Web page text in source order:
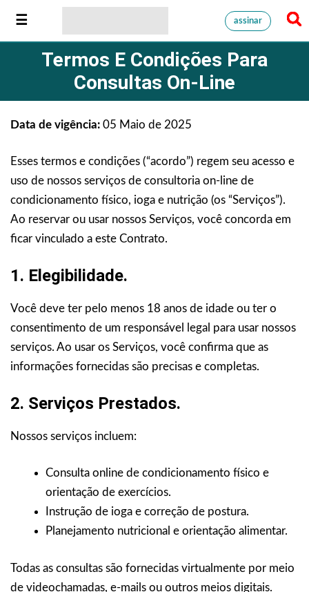
assinar
Termos E Condições Para
Consultas On-Line
Data de vigência: 05 Maio de 2025
Esses termos e condições (“acordo”) regem seu acesso e
uso de nossos serviços de consultoria on-line de
condicionamento físico, ioga e nutrição (os “Serviços”).
Ao reservar ou usar nossos Serviços, você concorda em
ficar vinculado a este Contrato.
1. Elegibilidade.
Você deve ter pelo menos 18 anos de idade ou ter o
consentimento de um responsável legal para usar nossos
serviços. Ao usar os Serviços, você confirma que as
informações fornecidas são precisas e completas.
2. Serviços Prestados.
Nossos serviços incluem:
Consulta online de condicionamento físico e
orientação de exercícios.
Instrução de ioga e correção de postura.
Planejamento nutricional e orientação alimentar.
Todas as consultas são fornecidas virtualmente por meio
de videochamadas, e-mails ou outros meios digitais.